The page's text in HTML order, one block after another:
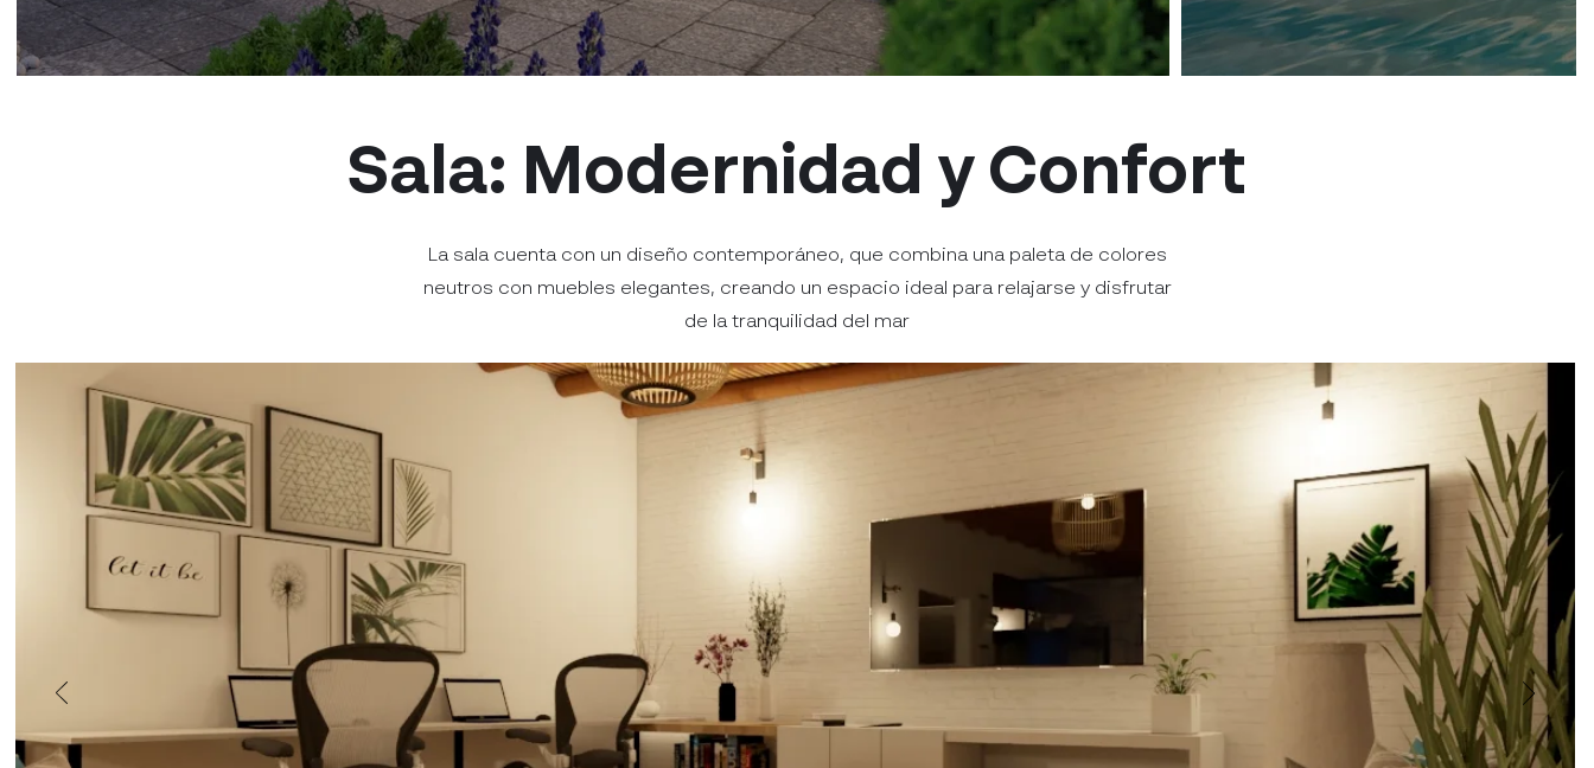
Sala: Modernidad y Confort
La sala cuenta con un diseño contemporáneo, que combina una paleta de colores
neutros con muebles elegantes, creando un espacio ideal para relajarse y disfrutar
de la tranquilidad del mar